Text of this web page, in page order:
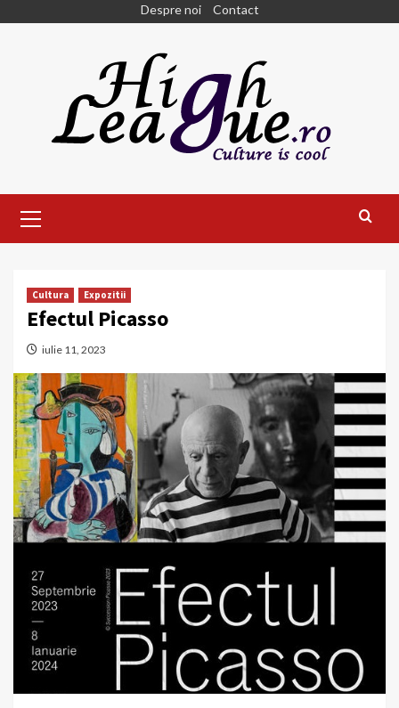
Despre noi Contact
Menu
Cultura Expozitii
Efectul Picasso
iulie 11, 2023